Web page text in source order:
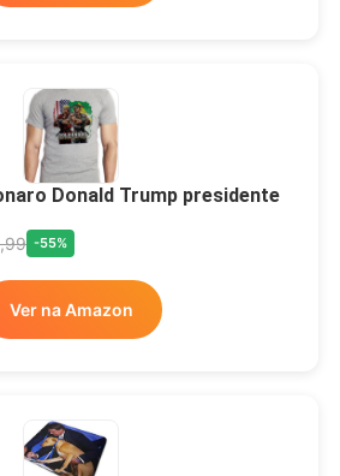
Donald Trump presidente
-55%
Ver na Amazon